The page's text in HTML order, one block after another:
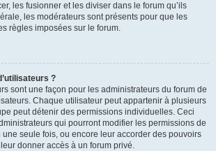
les fusionner et les diviser dans le forum qu’ils
les modérateurs sont présents pour que les
règles imposées sur le forum.
?
sont une façon pour les administrateurs du forum de
Chaque utilisateur peut appartenir à plusieurs
peut détenir des permissions individuelles. Ceci
qui pourront modifier les permissions de
seule fois, ou encore leur accorder des pouvoirs
donner accès à un forum privé.